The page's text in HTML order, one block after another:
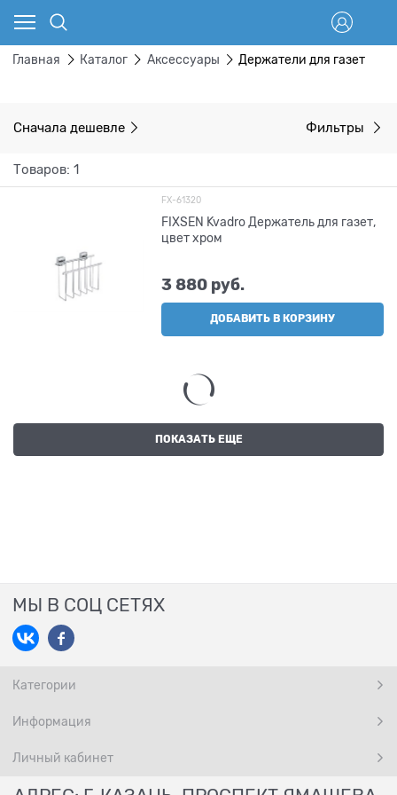
Главная Каталог Аксессуары Держатели для газет
Сначала дешевле Фильтры
Товаров: 1
FX-61320
FIXSEN Kvadro Держатель для газет,
цвет хром
3 880 руб.
ДОБАВИТЬ В КОРЗИНУ
ПОКАЗАТЬ ЕЩЕ
МЫ В СОЦ СЕТЯХ
Категории
Информация
Личный кабинет